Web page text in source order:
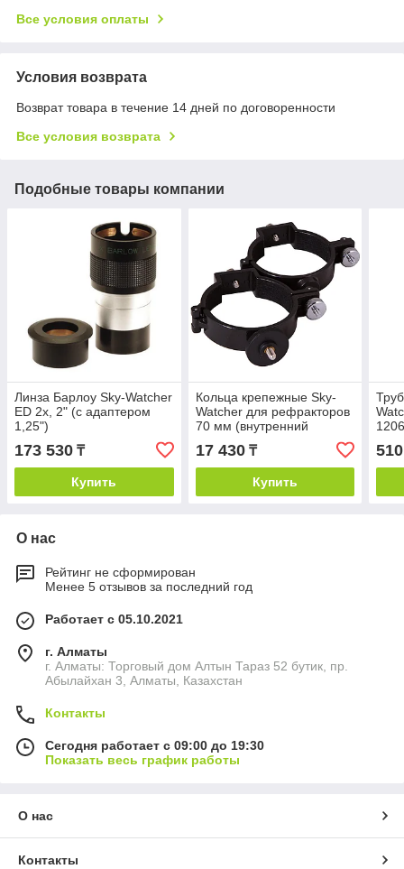
Все условия оплаты
Условия возврата
Возврат товара в течение 14 дней по договоренности
Все условия возврата
Подобные товары компании
Линза Барлоу Sky-Watcher
ED 2x, 2" (с адаптером
1,25")
173 530 ₸
Купить
Кольца крепежные Sky-
Watcher для рефракторов
70 мм (внутренний
диаметр 72 мм)
17 430₸
Купить
О нас
Рейтинг не сформирован
Менее 5 отзывов за последний год
Работает с 05.10.2021
г. Алматы
г. Алматы: Торговый дом Алтын Тараз 52 бутик, пр.
Абылайхан 3, Алматы, Казахстан
Контакты
Сегодня работает с 09:00 до 19:30
Показать весь график работы
О нас
Контакты